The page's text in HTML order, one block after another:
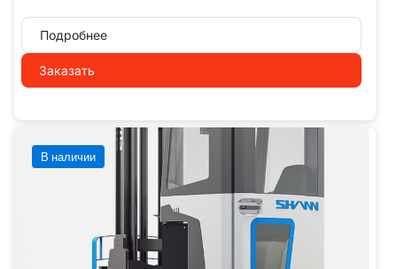
Подробнее
Заказать
В наличии